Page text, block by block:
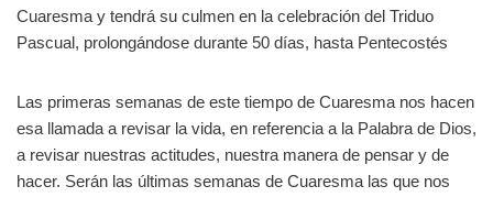
Cuaresma y tendrá su culmen en la celebración del Triduo
Pascual, prolongándose durante 50 días, hasta Pentecostés
Las primeras semanas de este tiempo de Cuaresma nos hacen
esa llamada a revisar la vida, en referencia a la Palabra de Dios,
a revisar nuestras actitudes, nuestra manera de pensar y de
hacer. Serán las últimas semanas de Cuaresma las que nos